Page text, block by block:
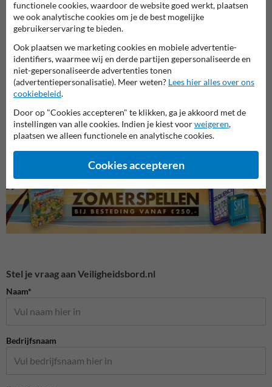
terrein
Bouwplaats borden
Stel je vraag aan Veiligheidsbord.nl
Naam*
Bedrijfsnaam
functionele cookies, waardoor de website goed werkt, plaatsen
we ook analytische cookies om je de best mogelijke
gebruikerservaring te bieden.
Ook plaatsen we marketing cookies en mobiele advertentie-
identifiers, waarmee wij en derde partijen gepersonaliseerde en
niet-gepersonaliseerde advertenties tonen
(advertentiepersonalisatie). Meer weten? Lees hier alles over ons
cookiebeleid.
Door op "Cookies accepteren" te klikken, ga je akkoord met de
instellingen van alle cookies. Indien je kiest voorweigeren,
plaatsen we alleen functionele en analytische cookies.
Cookies accepteren